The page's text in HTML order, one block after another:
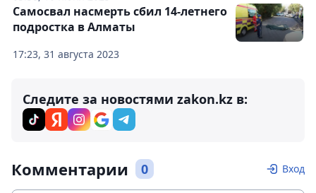
17:23, 31 августа 2023
Самосвал насмерть сбил 14-летнего
подростка в Алматы
Следите за новостями zakon.kz в:
Комментарии 0 Вход